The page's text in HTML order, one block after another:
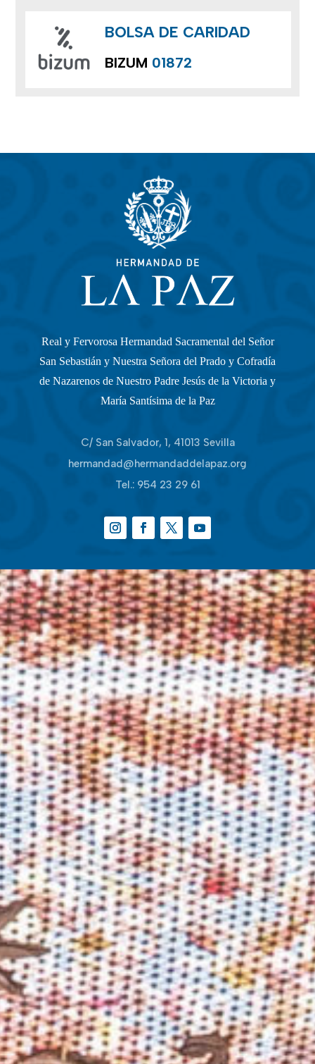
BOLSA DE CARIDAD
BIZUM 01872
Real y Fervorosa Hermandad Sacramental del Señor
San Sebastián y Nuestra Señora del Prado y Cofradía
de Nazarenos de Nuestro Padre Jesús de la Victoria y
María Santísima de la Paz
C/ San Salvador, 1, 41013 Sevilla
hermandad@hermandaddelapaz.org
Tel.: 954 23 29 61